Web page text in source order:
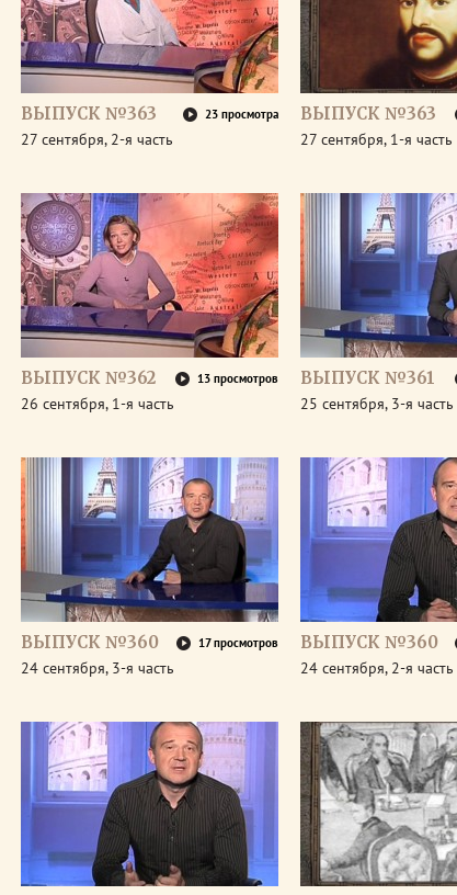
ВЫПУСК №363 23 просмотра
27 сентября, 2-я часть
ВЫПУСК №363
27 сентября, 1-я часть
ВЫПУСК №362 13 просмотров
26 сентября, 1-я часть
ВЫПУСК №361
25 сентября, 3-я часть
ВЫПУСК №360 17 просмотров
24 сентября, 3-я часть
ВЫПУСК №360
24 сентября, 2-я часть